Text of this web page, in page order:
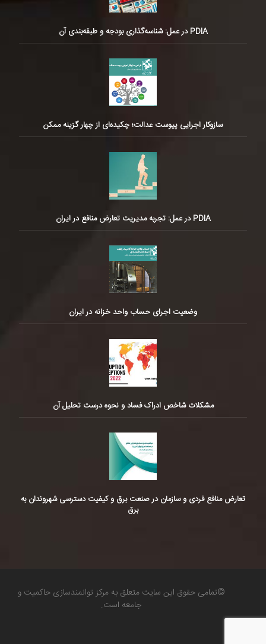
PDIA در عمل: شناسه‌گذاری بودجه و طبقه‌بندی آن
سازوکار اجرایی پیوست عدالت؛ چکیده‌ای از چهار گزینه ممکن
PDIA در عمل: تجربه مدیریت تعارض منافع در ایران
وضعیت اجرای حساب واحد خزانه در ایران
مشکلات شاخص ادراک فساد و نحوه درست تحلیل آن
تعارض منافع فردی و سازمان در صنعت برق و کیفیت دسترسی شهروندان به
برق
©تمامی حقوق این سایت متعلق به مرکز توانمندسازی حاکمیت و
جامعه است.